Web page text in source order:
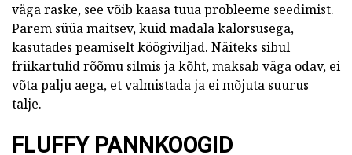
väga raske, see võib kaasa tuua probleeme seedimist.
Parem süüa maitsev, kuid madala kalorsusega,
kasutades peamiselt köögiviljad. Näiteks sibul
friikartulid rõõmu silmis ja kõht, maksab väga odav, ei
võta palju aega, et valmistada ja ei mõjuta suurus
talje.
FLUFFY PANNKOOGID